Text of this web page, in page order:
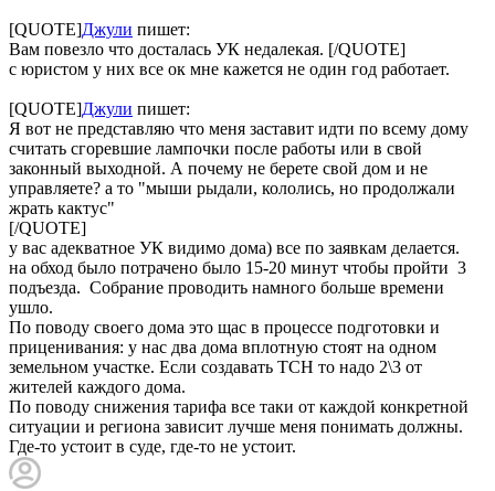
[QUOTE]Джули пишет:
Вам повезло что досталась УК недалекая. [/QUOTE]
с юристом у них все ок мне кажется не один год работает.
[QUOTE]Джули пишет:
Я вот не представляю что меня заставит идти по всему дому
считать сгоревшие лампочки после работы или в свой
законный выходной. А почему не берете свой дом и не
управляете? а то "мыши рыдали, кололись, но продолжали
жрать кактус"
[/QUOTE]
у вас адекватное УК видимо дома) все по заявкам делается.
на обход было потрачено было 15-20 минут чтобы пройти 3
подъезда. Собрание проводить намного больше времени
ушло.
По поводу своего дома это щас в процессе подготовки и
приценивания: у нас два дома вплотную стоят на одном
земельном участке. Если создавать ТСН то надо 2\3 от
жителей каждого дома.
По поводу снижения тарифа все таки от каждой конкретной
ситуации и региона зависит лучше меня понимать должны.
Где-то устоит в суде, где-то не устоит.